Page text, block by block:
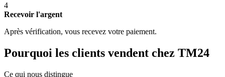
4
Recevoir l'argent
Après vérification, vous recevez votre paiement.
Pourquoi les clients vendent chez TM24
Ce qui nous distingue